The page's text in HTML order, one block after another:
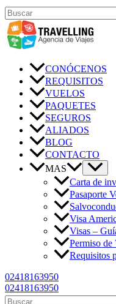
Ir
al
contenido
Buscar
CONÓCENOS
REQUISITOS
VUELOS
PAQUETES
SEGUROS
ALIADOS
BLOG
CONTACTO
MAS
Carta de
Pasaporte
Visa
Visas –
Permiso de
Requisitos
02418163950
02418163950
Buscar